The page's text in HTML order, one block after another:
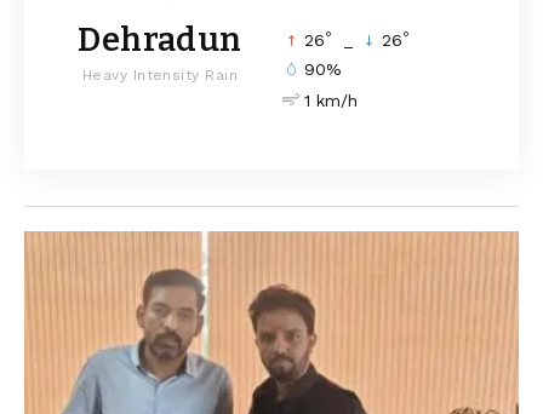
Dehradun
Heavy Intensity Rain
26° 26°
90%
1 km/h